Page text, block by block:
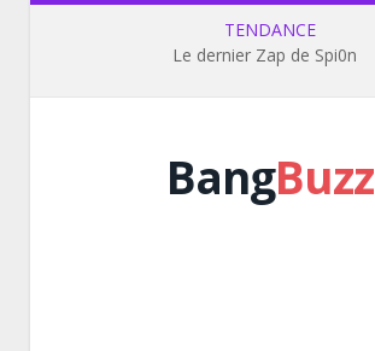
TENDANCE
Le dernier Zap de Spi0n
BangBuzz